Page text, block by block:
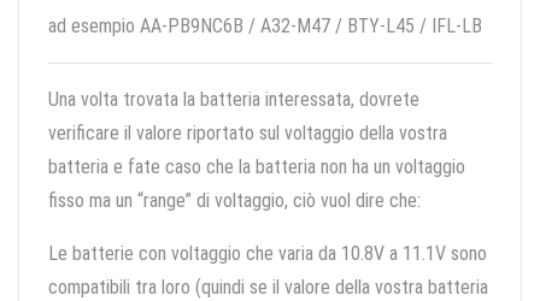
ad esempio AA-PB9NC6B / A32-M47 / BTY-L45 / IFL-LB
Una volta trovata la batteria interessata, dovrete
verificare il valore riportato sul voltaggio della vostra
batteria e fate caso che la batteria non ha un voltaggio
fisso ma un “range” di voltaggio, ciò vuol dire che:
Le batterie con voltaggio che varia da 10.8V a 11.1V sono
compatibili tra loro (quindi se il valore della vostra batteria